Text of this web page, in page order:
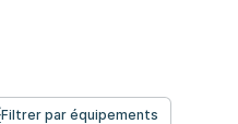
Filtrer par équipements